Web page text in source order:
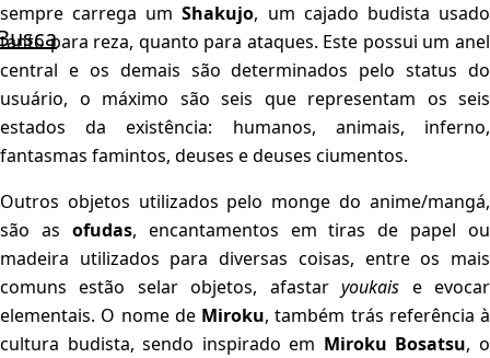
sempre carrega umShakujo, um cajado budista usado
tanto para reza, quanto para ataques. Este possui um anel
central e os demais são determinados pelo status do
usuário, o máximo são seis que representam os seis
estados da existência: humanos, animais, inferno,
fantasmas famintos, deuses e deuses ciumentos.
Outros objetos utilizados pelo monge do anime/mangá,
são as ofudas, encantamentos em tiras de papel ou
madeira utilizados para diversas coisas, entre os mais
comuns estão selar objetos, afastaryoukais e evocar
elementais. O nome de Miroku, também trás referência à
cultura budista, sendo inspirado em Miroku Bosatsu, o